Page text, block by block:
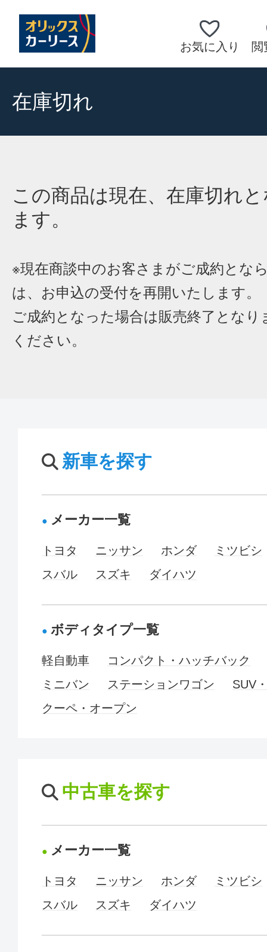
お気に入り 閲
在庫切れ
この商品は現在、在庫切れ
ます。
※現在商談中のお客さまがご成約とな
は、お申込の受付を再開いたします。
ご成約となった場合は販売終了となり
ください。
新車を探す
メーカー一覧
トヨタ ニッサン ホンダ
ミツビシ
スバル
スズキ ダイハツ
ボディタイプ一覧
軽自動車
コンパクト・ハッチバック
ミニバン
ステーションワゴン
SUV
クーペ・オープン
中古車を探す
メーカー一覧
トヨタ ニッサン ホンダ
ミツビシ
スバル
スズキ ダイハツ